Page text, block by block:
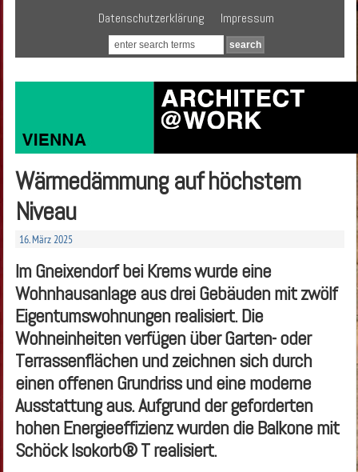
Datenschutzerklärung
Impressum
Wärmedämmung auf höchstem
Niveau
16. März 2025
Im Gneixendorf bei Krems wurde eine
Wohnhausanlage aus drei Gebäuden mit zwölf
Eigentumswohnungen realisiert. Die
Wohneinheiten verfügen über Garten- oder
Terrassenflächen und zeichnen sich durch
einen offenen Grundriss und eine moderne
Ausstattung aus. Aufgrund der geforderten
hohen Energieeffizienz wurden die Balkone mit
Schöck Isokorb® T realisiert.